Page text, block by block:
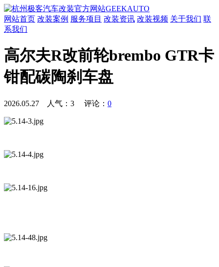
网站首页 改装案例 服务项目 改装资讯 改装视频 关于我们 联
系我们
高尔夫R改前轮brembo GTR卡
钳配碳陶刹车盘
2026.05.27 人气： 3 评论： 0